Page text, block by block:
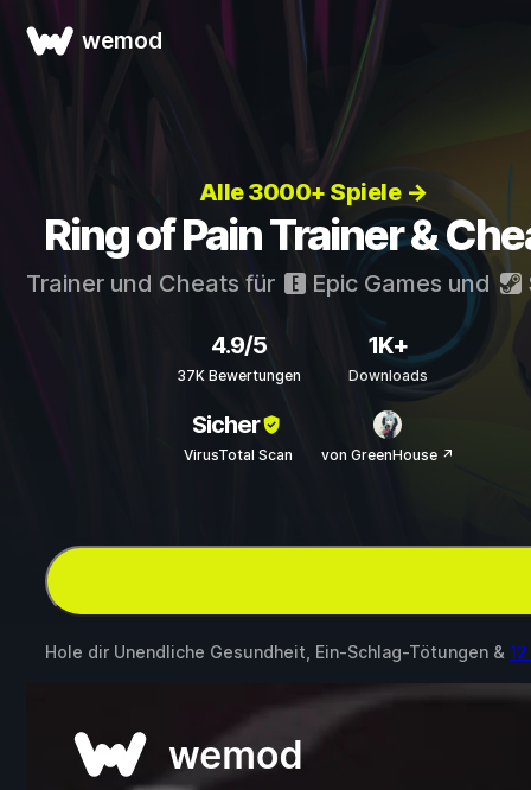
wemod
Alle 3000+ Spiele →
Ring of Pain Trainer &
Trainer und Cheats für Epic Games und
4.9/5
37K Bewertungen
1K+
Downloads
Sicher
VirusTotal Scan von GreenHouse ↗
Hole dir Unendliche Gesundheit, Ein-Schlag-Tötungen &